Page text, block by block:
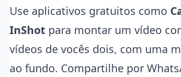
Use aplicativos gratuitos como
InShot para montar um vídeo
vídeos de vocês dois, com uma
ao fundo. Compartilhe por